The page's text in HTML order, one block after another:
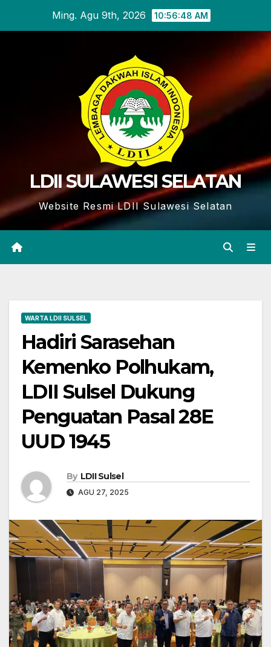
Ming. Agu 9th, 2026 10:56:49 AM
LDII SULAWESI SELATAN
Website Resmi LDII Sulawesi Selatan
WARTA LDII SULSEL
Hadiri Sarasehan
Kemenko Polhukam,
LDII Sulsel Dukung
Penguatan Pasal 28E
UUD 1945
By LDII Sulsel
AGU 27, 2025